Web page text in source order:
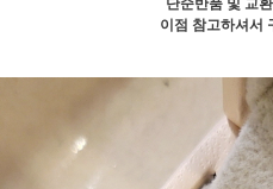
이점 참고하셔서